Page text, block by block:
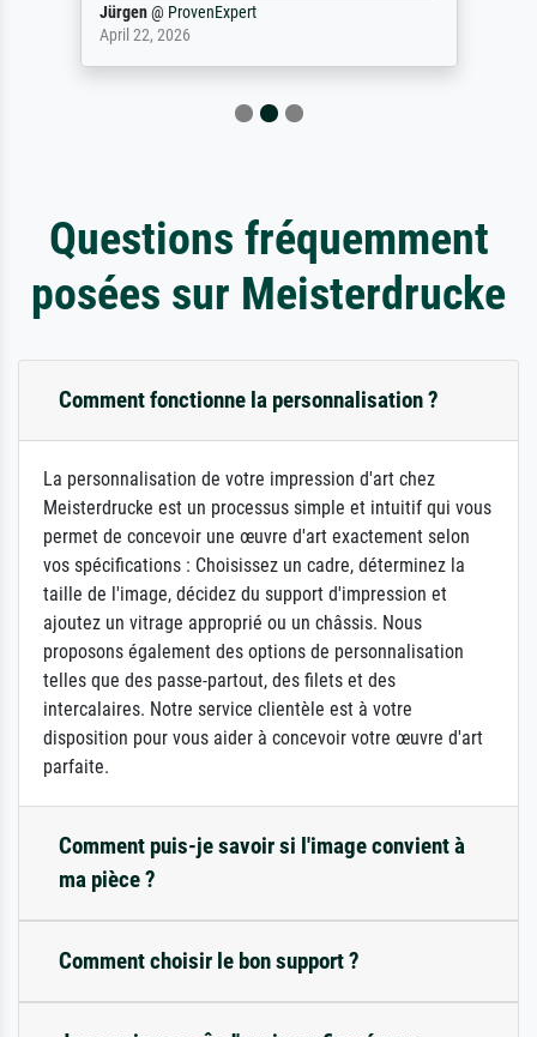
Jürgen@ ProvenExpert
April 22, 2026
Questions fréquemment
posées sur Meisterdrucke
Comment fonctionne la personnalisation ?
La personnalisation de votre impression d'art chez
Meisterdrucke est un processus simple et intuitif qui vous
permet de concevoir une œuvre d'art exactement selon
vos spécifications : Choisissez un cadre, déterminez la
taille de l'image, décidez du support d'impression et
ajoutez un vitrage approprié ou un châssis. Nous
proposons également des options de personnalisation
telles que des passe-partout, des filets et des
intercalaires. Notre service clientèle est à votre
disposition pour vous aider à concevoir votre œuvre d'art
parfaite.
Comment puis-je savoir si l'image convient à
ma pièce ?
Comment choisir le bon support ?